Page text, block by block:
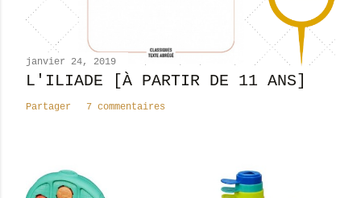
janvier 24, 2019
L'ILIADE [À PARTIR DE 11 ANS]
Partager 7 commentaires